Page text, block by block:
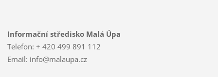
Informační středisko Malá Úpa
Telefon: + 420 499 891 112
Email: info@malaupa.cz